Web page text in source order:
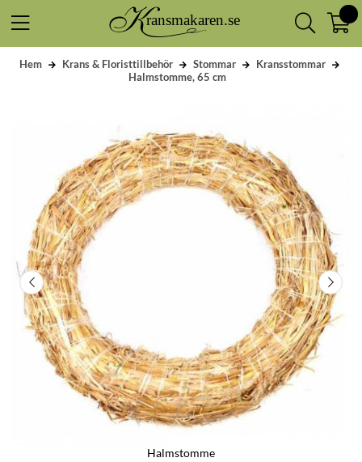
Hem Krans & Floristtillbehör Stommar
Kransstommar
Halmstomme, 65 cm
Halmstomme